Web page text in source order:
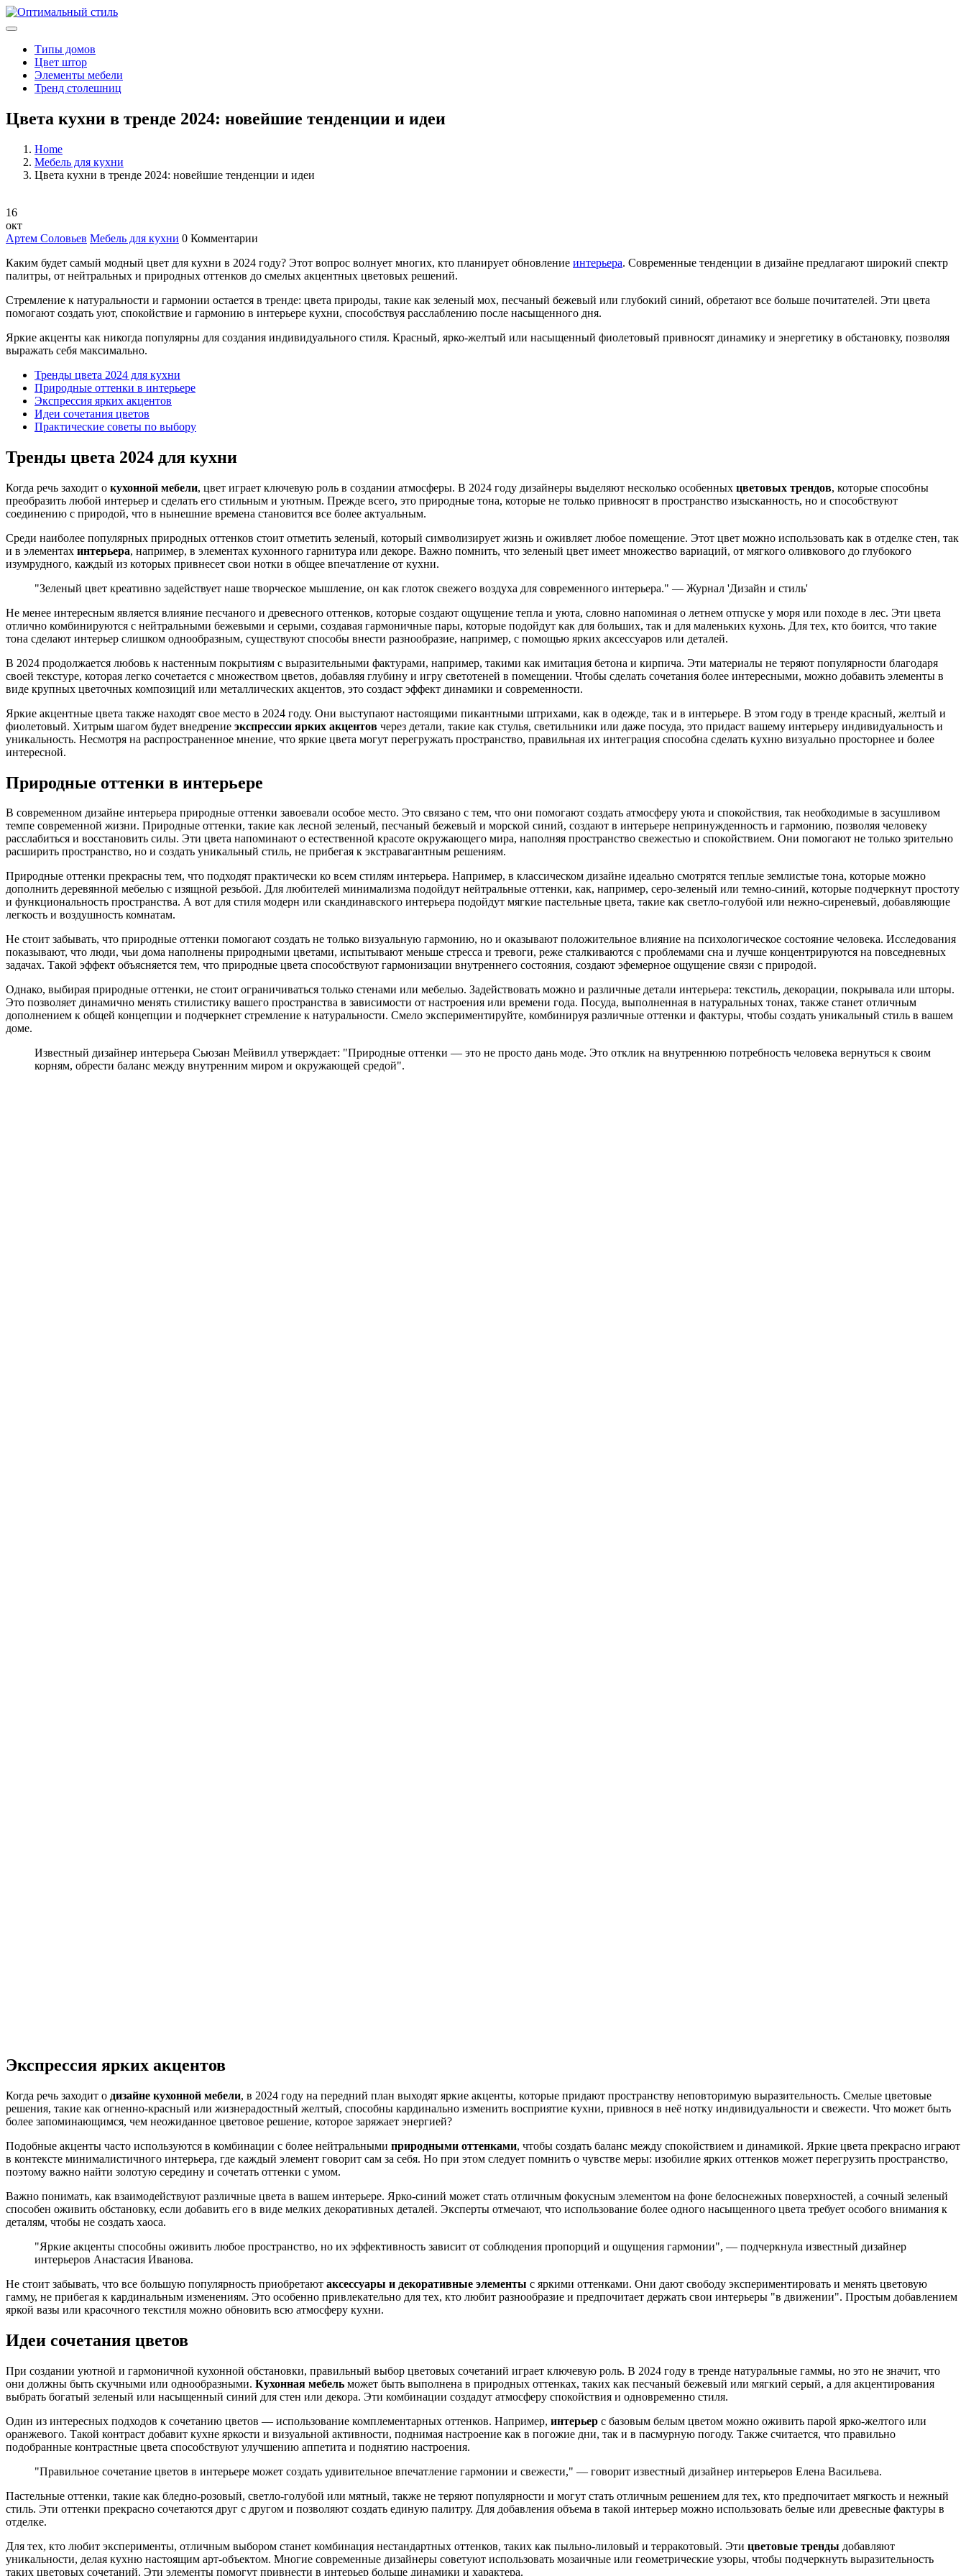
Типы домов
Цвет штор
Элементы мебели
Тренд столешниц
Цвета кухни в тренде 2024: новейшие тенденции и идеи
Home
Мебель для кухни
Цвета кухни в тренде 2024: новейшие тенденции и идеи
16
окт
Артем Соловьев Мебель для кухни 0 Комментарии
Каким будет самый модный цвет для кухни в 2024 году? Этот вопрос волнует многих, кто планирует обновление интерьера. Современные тенденции в дизайне предлагают широкий спектр
палитры, от нейтральных и природных оттенков до смелых акцентных цветовых решений.
Стремление к натуральности и гармонии остается в тренде: цвета природы, такие как зеленый мох, песчаный бежевый или глубокий синий, обретают все больше почитателей. Эти цвета
помогают создать уют, спокойствие и гармонию в интерьере кухни, способствуя расслаблению после насыщенного дня.
Яркие акценты как никогда популярны для создания индивидуального стиля. Красный, ярко-желтый или насыщенный фиолетовый привносят динамику и энергетику в обстановку, позволяя
выражать себя максимально.
Тренды цвета 2024 для кухни
Природные оттенки в интерьере
Экспрессия ярких акцентов
Идеи сочетания цветов
Практические советы по выбору
Тренды цвета 2024 для кухни
Когда речь заходит о кухонной мебели, цвет играет ключевую роль в создании атмосферы. В 2024 году дизайнеры выделяют несколько особенных цветовых трендов, которые способны
преобразить любой интерьер и сделать его стильным и уютным. Прежде всего, это природные тона, которые не только привносят в пространство изысканность, но и способствуют
соединению с природой, что в нынешние времена становится все более актуальным.
Среди наиболее популярных природных оттенков стоит отметить зеленый, который символизирует жизнь и оживляет любое помещение. Этот цвет можно использовать как в отделке стен, так
и в элементах интерьера, например, в элементах кухонного гарнитура или декоре. Важно помнить, что зеленый цвет имеет множество вариаций, от мягкого оливкового до глубокого
изумрудного, каждый из которых привнесет свои нотки в общее впечатление от кухни.
"Зеленый цвет креативно задействует наше творческое мышление, он как глоток свежего воздуха для современного интерьера." — Журнал 'Дизайн и стиль'
Не менее интересным является влияние песчаного и древесного оттенков, которые создают ощущение тепла и уюта, словно напоминая о летнем отпуске у моря или походе в лес. Эти цвета
отлично комбинируются с нейтральными бежевыми и серыми, создавая гармоничные пары, которые подойдут как для больших, так и для маленьких кухонь. Для тех, кто боится, что такие
тона сделают интерьер слишком однообразным, существуют способы внести разнообразие, например, с помощью ярких аксессуаров или деталей.
В 2024 продолжается любовь к настенным покрытиям с выразительными фактурами, например, такими как имитация бетона и кирпича. Эти материалы не теряют популярности благодаря
своей текстуре, которая легко сочетается с множеством цветов, добавляя глубину и игру светотеней в помещении. Чтобы сделать сочетания более интересными, можно добавить элементы в
виде крупных цветочных композиций или металлических акцентов, это создаст эффект динамики и современности.
Яркие акцентные цвета также находят свое место в 2024 году. Они выступают настоящими пикантными штрихами, как в одежде, так и в интерьере. В этом году в тренде красный, желтый и
фиолетовый. Хитрым шагом будет внедрение экспрессии ярких акцентов через детали, такие как стулья, светильники или даже посуда, это придаст вашему интерьеру индивидуальность и
уникальность. Несмотря на распространенное мнение, что яркие цвета могут перегружать пространство, правильная их интеграция способна сделать кухню визуально просторнее и более
интересной.
Природные оттенки в интерьере
В современном дизайне интерьера природные оттенки завоевали особое место. Это связано с тем, что они помогают создать атмосферу уюта и спокойствия, так необходимые в засушливом
темпе современной жизни. Природные оттенки, такие как лесной зеленый, песчаный бежевый и морской синий, создают в интерьере непринужденность и гармонию, позволяя человеку
расслабиться и восстановить силы. Эти цвета напоминают о естественной красоте окружающего мира, наполняя пространство свежестью и спокойствием. Они помогают не только зрительно
расширить пространство, но и создать уникальный стиль, не прибегая к экстравагантным решениям.
Природные оттенки прекрасны тем, что подходят практически ко всем стилям интерьера. Например, в классическом дизайне идеально смотрятся теплые землистые тона, которые можно
дополнить деревянной мебелью с изящной резьбой. Для любителей минимализма подойдут нейтральные оттенки, как, например, серо-зеленый или темно-синий, которые подчеркнут простоту
и функциональность пространства. А вот для стиля модерн или скандинавского интерьера подойдут мягкие пастельные цвета, такие как светло-голубой или нежно-сиреневый, добавляющие
легкость и воздушность комнатам.
Не стоит забывать, что природные оттенки помогают создать не только визуальную гармонию, но и оказывают положительное влияние на психологическое состояние человека. Исследования
показывают, что люди, чьи дома наполнены природными цветами, испытывают меньше стресса и тревоги, реже сталкиваются с проблемами сна и лучше концентрируются на повседневных
задачах. Такой эффект объясняется тем, что природные цвета способствуют гармонизации внутреннего состояния, создают эфемерное ощущение связи с природой.
Однако, выбирая природные оттенки, не стоит ограничиваться только стенами или мебелью. Задействовать можно и различные детали интерьера: текстиль, декорации, покрывала или шторы.
Это позволяет динамично менять стилистику вашего пространства в зависимости от настроения или времени года. Посуда, выполненная в натуральных тонах, также станет отличным
дополнением к общей концепции и подчеркнет стремление к натуральности. Смело экспериментируйте, комбинируя различные оттенки и фактуры, чтобы создать уникальный стиль в вашем
доме.
Известный дизайнер интерьера Сьюзан Мейвилл утверждает: "Природные оттенки — это не просто дань моде. Это отклик на внутреннюю потребность человека вернуться к своим
корням, обрести баланс между внутренним миром и окружающей средой".
Экспрессия ярких акцентов
Когда речь заходит о дизайне кухонной мебели, в 2024 году на передний план выходят яркие акценты, которые придают пространству неповторимую выразительность. Смелые цветовые
решения, такие как огненно-красный или жизнерадостный желтый, способны кардинально изменить восприятие кухни, привнося в неё нотку индивидуальности и свежести. Что может быть
более запоминающимся, чем неожиданное цветовое решение, которое заряжает энергией?
Подобные акценты часто используются в комбинации с более нейтральными природными оттенками, чтобы создать баланс между спокойствием и динамикой. Яркие цвета прекрасно играют
в контексте минималистичного интерьера, где каждый элемент говорит сам за себя. Но при этом следует помнить о чувстве меры: изобилие ярких оттенков может перегрузить пространство,
поэтому важно найти золотую середину и сочетать оттенки с умом.
Важно понимать, как взаимодействуют различные цвета в вашем интерьере. Ярко-синий может стать отличным фокусным элементом на фоне белоснежных поверхностей, а сочный зеленый
способен оживить обстановку, если добавить его в виде мелких декоративных деталей. Эксперты отмечают, что использование более одного насыщенного цвета требует особого внимания к
деталям, чтобы не создать хаоса.
"Яркие акценты способны оживить любое пространство, но их эффективность зависит от соблюдения пропорций и ощущения гармонии", — подчеркнула известный дизайнер
интерьеров Анастасия Иванова.
Не стоит забывать, что все большую популярность приобретают аксессуары и декоративные элементы с яркими оттенками. Они дают свободу экспериментировать и менять цветовую
гамму, не прибегая к кардинальным изменениям. Это особенно привлекательно для тех, кто любит разнообразие и предпочитает держать свои интерьеры "в движении". Простым добавлением
яркой вазы или красочного текстиля можно обновить всю атмосферу кухни.
Идеи сочетания цветов
При создании уютной и гармоничной кухонной обстановки, правильный выбор цветовых сочетаний играет ключевую роль. В 2024 году в тренде натуральные гаммы, но это не значит, что
они должны быть скучными или однообразными. Кухонная мебель может быть выполнена в природных оттенках, таких как песчаный бежевый или мягкий серый, а для акцентирования
выбрать богатый зеленый или насыщенный синий для стен или декора. Эти комбинации создадут атмосферу спокойствия и одновременно стиля.
Один из интересных подходов к сочетанию цветов — использование комплементарных оттенков. Например, интерьер с базовым белым цветом можно оживить парой ярко-желтого или
оранжевого. Такой контраст добавит кухне яркости и визуальной активности, поднимая настроение как в погожие дни, так и в пасмурную погоду. Также считается, что правильно
подобранные контрастные цвета способствуют улучшению аппетита и поднятию настроения.
"Правильное сочетание цветов в интерьере может создать удивительное впечатление гармонии и свежести," — говорит известный дизайнер интерьеров Елена Васильева.
Пастельные оттенки, такие как бледно-розовый, светло-голубой или мятный, также не теряют популярности и могут стать отличным решением для тех, кто предпочитает мягкость и нежный
стиль. Эти оттенки прекрасно сочетаются друг с другом и позволяют создать единую палитру. Для добавления объема в такой интерьер можно использовать белые или древесные фактуры в
отделке.
Для тех, кто любит эксперименты, отличным выбором станет комбинация нестандартных оттенков, таких как пыльно-лиловый и терракотовый. Эти цветовые тренды добавляют
уникальности, делая кухню настоящим арт-объектом. Многие современные дизайнеры советуют использовать мозаичные или геометрические узоры, чтобы подчеркнуть выразительность
таких цветовых сочетаний. Эти элементы помогут привнести в интерьер больше динамики и характера.